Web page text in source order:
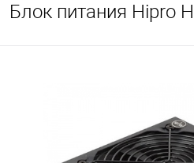
Блок питания Hipro